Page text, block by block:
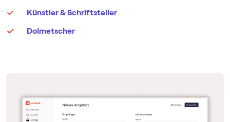
Künstler & Schriftsteller
Dolmetscher